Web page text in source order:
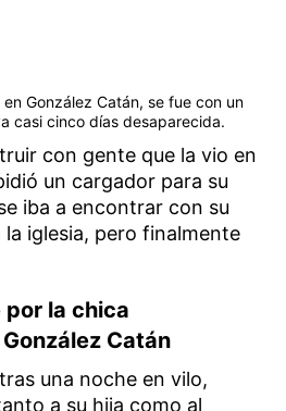
González Catán, se fue con un
casi cinco días desaparecida.
con gente que la vio en
un cargador para su
iba a encontrar con su
iglesia, pero finalmente
la chica
Catán
una noche en vilo,
a su hija como al